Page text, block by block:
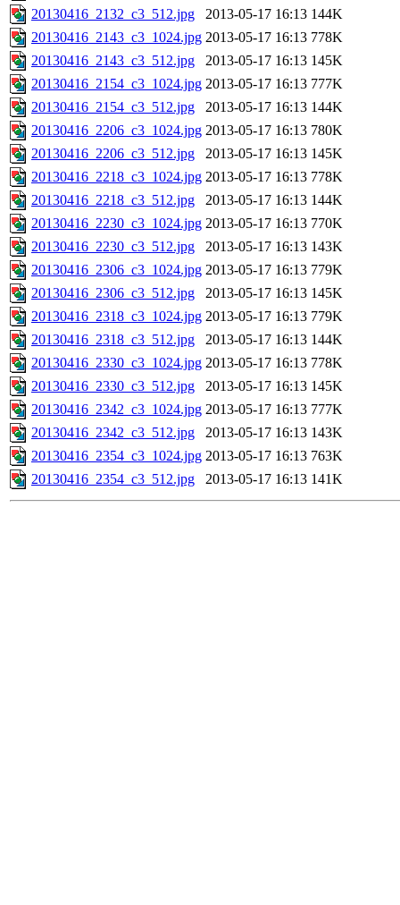
20130416_2132_c3_512.jpg
2013-05-17 16:13 144K
20130416_2143_c3_1024.jpg 2013-05-17 16:13 778K
20130416_2143_c3_512.jpg
2013-05-17 16:13 145K
20130416_2154_c3_1024.jpg 2013-05-17 16:13 777K
20130416_2154_c3_512.jpg
2013-05-17 16:13 144K
20130416_2206_c3_1024.jpg 2013-05-17 16:13 780K
20130416_2206_c3_512.jpg
2013-05-17 16:13 145K
20130416_2218_c3_1024.jpg 2013-05-17 16:13 778K
20130416_2218_c3_512.jpg
2013-05-17 16:13 144K
20130416_2230_c3_1024.jpg 2013-05-17 16:13 770K
20130416_2230_c3_512.jpg
2013-05-17 16:13 143K
20130416_2306_c3_1024.jpg 2013-05-17 16:13 779K
20130416_2306_c3_512.jpg
2013-05-17 16:13 145K
20130416_2318_c3_1024.jpg 2013-05-17 16:13 779K
20130416_2318_c3_512.jpg
2013-05-17 16:13 144K
20130416_2330_c3_1024.jpg 2013-05-17 16:13 778K
20130416_2330_c3_512.jpg
2013-05-17 16:13 145K
20130416_2342_c3_1024.jpg 2013-05-17 16:13 777K
20130416_2342_c3_512.jpg
2013-05-17 16:13 143K
20130416_2354_c3_1024.jpg 2013-05-17 16:13 763K
20130416_2354_c3_512.jpg
2013-05-17 16:13 141K